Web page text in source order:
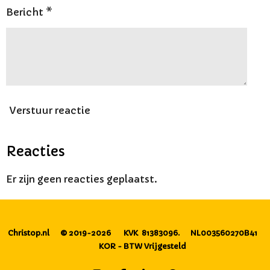
Bericht *
Verstuur reactie
Reacties
Er zijn geen reacties geplaatst.
Christop.nl © 2019-2026 KVK 81383096. NL003560270B41
KOR - BTW Vrijgesteld